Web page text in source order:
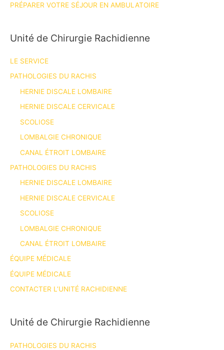
PRÉPARER VOTRE SÉJOUR EN AMBULATOIRE
Unité de Chirurgie Rachidienne
LE SERVICE
PATHOLOGIES DU RACHIS
HERNIE DISCALE LOMBAIRE
HERNIE DISCALE CERVICALE
SCOLIOSE
LOMBALGIE CHRONIQUE
CANAL ÉTROIT LOMBAIRE
PATHOLOGIES DU RACHIS
HERNIE DISCALE LOMBAIRE
HERNIE DISCALE CERVICALE
SCOLIOSE
LOMBALGIE CHRONIQUE
CANAL ÉTROIT LOMBAIRE
ÉQUIPE MÉDICALE
ÉQUIPE MÉDICALE
CONTACTER L’UNITÉ RACHIDIENNE
Unité de Chirurgie Rachidienne
PATHOLOGIES DU RACHIS